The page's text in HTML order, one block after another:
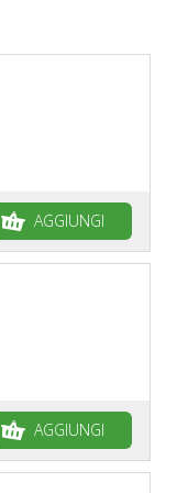
AGGIUNGI
AGGIUNGI